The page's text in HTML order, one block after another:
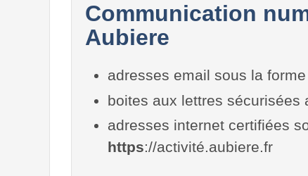
Communication
Aubiere
adresses email sous la forme
boites aux lettres sécurisées
adresses internet certifiées
https://activité.aubiere.fr